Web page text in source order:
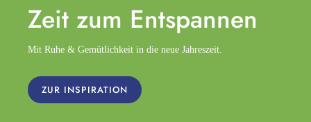
Zeit zum Entspannen
Mit Ruhe & Gemütlichkeit in die neue Jahreszeit.
ZUR INSPIRATION